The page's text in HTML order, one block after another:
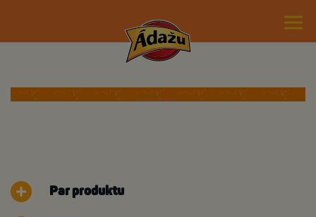
Par produktu